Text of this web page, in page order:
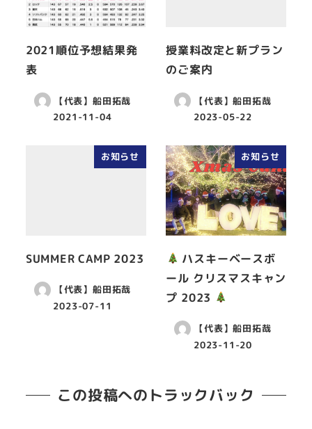
2021順位予想結果発
表
【代表】船田拓哉
2021-11-04
授業料改定と新プラン
のご案内
【代表】船田拓哉
2023-05-22
お知らせ
SUMMER CAMP 2023
【代表】船田拓哉
2023-07-11
お知らせ
ハスキーベースボ
ール クリスマスキャン
プ 2023
【代表】船田拓哉
2023-11-20
この投稿へのトラックバック